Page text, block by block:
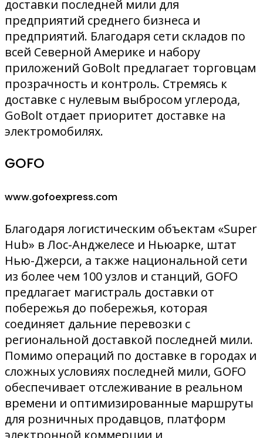
доставки последней мили для
предприятий среднего бизнеса и
предприятий. Благодаря сети складов по
всей Северной Америке и набору
приложений GoBolt предлагает торговцам
прозрачность и контроль. Стремясь к
доставке с нулевым выбросом углерода,
GoBolt отдает приоритет доставке на
электромобилях.
GOFO
www.gofoexpress.com
Благодаря логистическим объектам «Super
Hub» в Лос-Анджелесе и Ньюарке, штат
Нью-Джерси, а также национальной сети
из более чем 100 узлов и станций, GOFO
предлагает магистраль доставки от
побережья до побережья, которая
соединяет дальние перевозки с
региональной доставкой последней мили.
Помимо операций по доставке в городах и
сложных условиях последней мили, GOFO
обеспечивает отслеживание в реальном
времени и оптимизированные маршруты
для розничных продавцов, платформ
электронной коммерции и